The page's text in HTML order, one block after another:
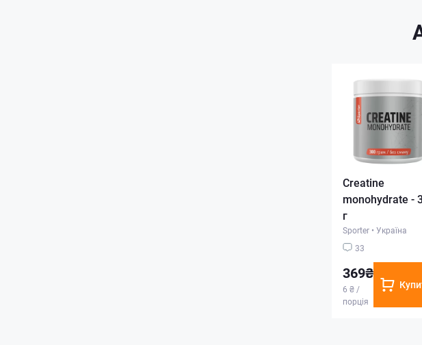
Creatine
monohydrate -
г
Sporter • Україна
33
369₴
6 ₴ /
порція